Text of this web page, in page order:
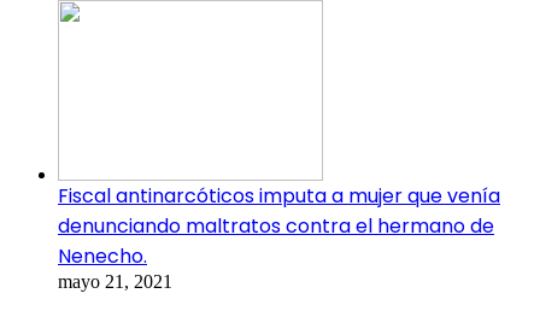
Fiscal antinarcóticos imputa a mujer que venía
denunciando maltratos contra el hermano de
Nenecho.
mayo 21, 2021